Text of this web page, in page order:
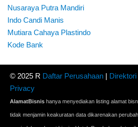
Nusaraya Putra Mandiri
Indo Candi Manis
Mutiara Cahaya Plastindo
Kode Bank
© 2025 R Daftar Perusahaan |
Privacy
AlamatBisnis hanya menyediakan listing alamat
tidak menjamin keakuratan data dikarenakan